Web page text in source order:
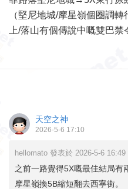
（堅尼地城/摩星嶺個圈調
上/落山有個傳說中嘅雙巴禁
天空之神
2026-5-6 17:10
hellomato 發表於 2026-5-6 16:49
之前一路覺得5X嘅最佳結局有
摩星嶺換5B縮短翻去西寧街。